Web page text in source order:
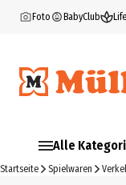
Foto BabyClub
Alle
Startseite Spielwaren